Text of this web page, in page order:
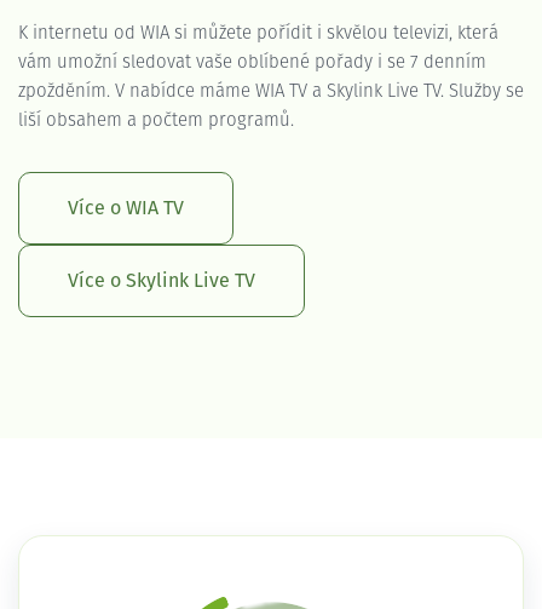
K internetu od WIA si můžete pořídit i skvělou televizi, která
vám umožní sledovat vaše oblíbené pořady i se 7 denním
zpožděním. V nabídce máme WIA TV a Skylink Live TV. Služby se
liší obsahem a počtem programů.
Více o WIA TV
Více o Skylink Live TV